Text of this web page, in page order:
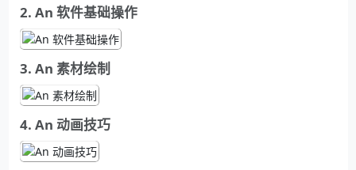
2. An 软件基础操作
3. An 素材绘制
4. An 动画技巧